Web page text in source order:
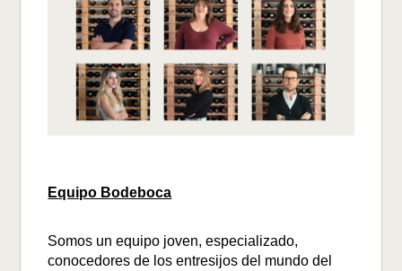
Equipo Bodeboca
Somos un equipo joven, especializado,
conocedores de los entresijos del mundo del